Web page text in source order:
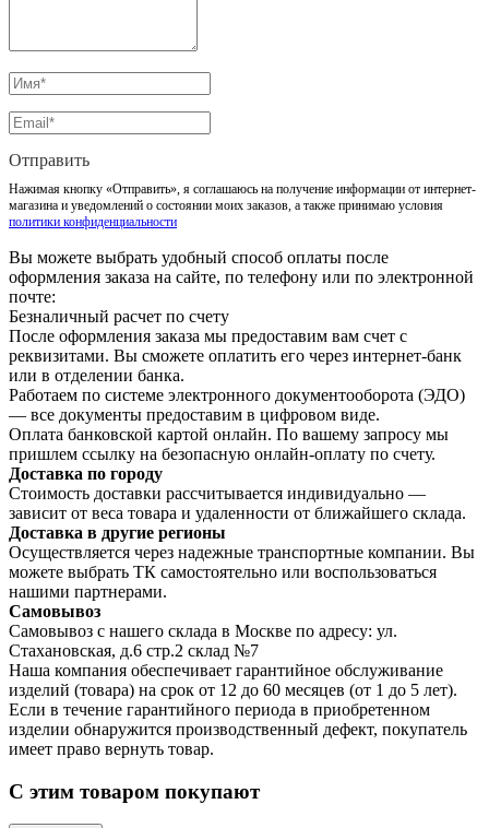
Отправить
Нажимая кнопку «Отправить», я соглашаюсь на получение информации от интернет-
магазина и уведомлений о состоянии моих заказов, а также принимаю условия
политики конфиденциальности
Вы можете выбрать удобный способ оплаты после
оформления заказа на сайте, по телефону или по электронной
почте:
Безналичный расчет по счету
После оформления заказа мы предоставим вам счет с
реквизитами. Вы сможете оплатить его через интернет-банк
или в отделении банка.
Работаем по системе электронного документооборота (ЭДО)
— все документы предоставим в цифровом виде.
Оплата банковской картой онлайн. По вашему запросу мы
пришлем ссылку на безопасную онлайн-оплату по счету.
Доставка по городу
Стоимость доставки рассчитывается индивидуально —
зависит от веса товара и удаленности от ближайшего склада.
Доставка в другие регионы
Осуществляется через надежные транспортные компании. Вы
можете выбрать ТК самостоятельно или воспользоваться
нашими партнерами.
Самовывоз
Самовывоз с нашего склада в Москве по адресу: ул.
Стахановская, д.6 стр.2 склад №7
Наша компания обеспечивает гарантийное обслуживание
изделий (товара) на срок от 12 до 60 месяцев (от 1 до 5 лет).
Если в течение гарантийного периода в приобретенном
изделии обнаружится производственный дефект, покупатель
имеет право вернуть товар.
С этим товаром покупают